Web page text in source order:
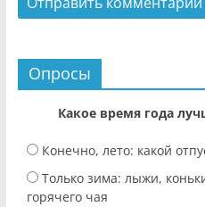
Опросы
Какое время года
Конечно, лето: какой
Только зима: лыжи,
горячего чая